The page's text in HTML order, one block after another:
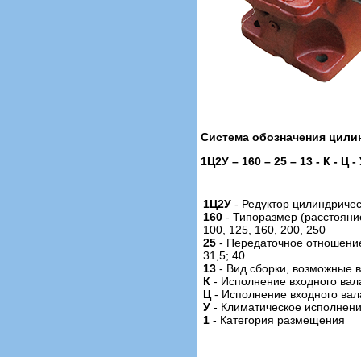
Система обозначения
1Ц2У – 160 – 25 – 13 - К - Ц -
1Ц2У - Редуктор
160 - Типоразмер
100, 125, 160, 200, 250
25 - Передаточное
31,5; 40
13 - Вид сборки, возможные
К - Исполнение входного
Ц - Исполнение входного
У - Климатическое
1 - Категория размещения